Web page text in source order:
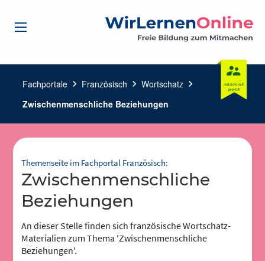
Fachportale chevron_right Französisch chevron_right Wortschatz chevron_right
Zwischenmenschliche Beziehungen
Themenseite im Fachportal Französisch:
Zwischenmenschliche
Beziehungen
An dieser Stelle finden sich französische Wortschatz-
Materialien zum Thema 'Zwischenmenschliche
Beziehungen'.